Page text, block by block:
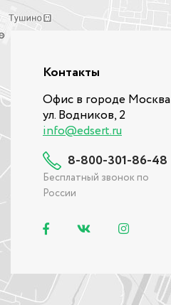
Контакты
Офис в городе Москва
ул. Водников, 2
info@edsert.ru
8-800-301-86-48
Бесплатный звонок по
России